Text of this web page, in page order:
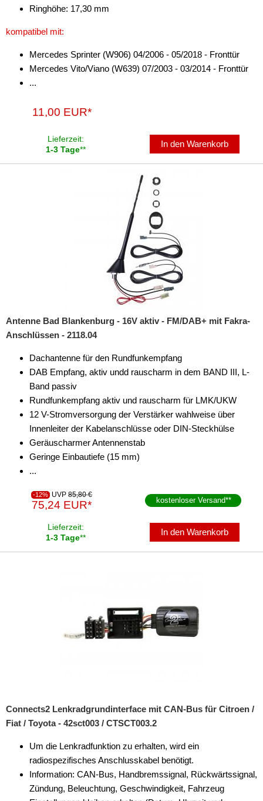
Ringhöhe: 17,30 mm
kompatibel mit:
Mercedes Sprinter (W906) 04/2006 - 05/2018 - Fronttür
Mercedes Vito/Viano (W639) 07/2003 - 03/2014 - Fronttür
...
11,00 EUR*
Lieferzeit:
1-3 Tage**
In den Warenkorb
Antenne Bad Blankenburg - 16V aktiv - FM/DAB+ mit Fakra-
Anschlüssen - 2118.04
Dachantenne für den Rundfunkempfang
DAB Empfang, aktiv undd rauscharm in dem BAND III, L-
Band passiv
Rundfunkempfang aktiv und rauscharm für LMK/UKW
12 V-Stromversorgung der Verstärker wahlweise über
Innenleiter der Kabelanschlüsse oder DIN-Steckhülse
Geräuscharmer Antennenstab
Geringe Einbautiefe (15 mm)
...
-12% UVP 85,80 €
75,24 EUR* kostenloser Versand**
Lieferzeit:
1-3 Tage**
In den Warenkorb
Connects2 Lenkradgrundinterface mit CAN-Bus für Citroen /
Fiat / Toyota - 42sct003 / CTSCT003.2
Um die Lenkradfunktion zu erhalten, wird ein
radiospezifisches Anschlusskabel benötigt.
Information: CAN-Bus, Handbremssignal, Rückwärtssignal,
Zündung, Beleuchtung, Geschwindigkeit, Fahrzeug